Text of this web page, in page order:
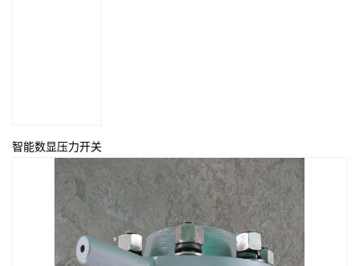
智能数显压力开关